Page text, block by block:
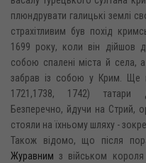
плюндрувати галицькі землі
страхітливим був похід
1699 року, коли він дійшов
собою спалені міста й села,
забрав із собою у Крим. Ще
1721,1738, 1742) татари
Безперечно, йдучи на Стрий,
стояли на їхньому шляху -
Також відомо, що після
Журавним з військом короля